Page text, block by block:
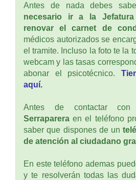
Antes de nada debes
necesario ir a la
renovar el carnet de
médicos autorizados se
el tramite. Incluso la foto te la
webcam y las tasas
abonar el psicotécnico.
aquí.
Antes de contactar
Serraparera en el teléfono
saber que dispones de un
de atención al ciudadano
En este teléfono ademas
y te resolverán todas las